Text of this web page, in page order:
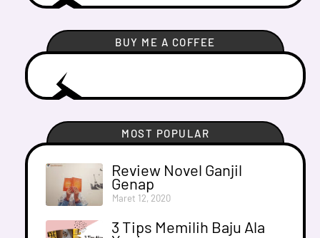
BUY ME A COFFEE
MOST POPULAR
Review Novel Ganjil
Genap
Maret 12, 2020
3 Tips Memilih Baju Ala